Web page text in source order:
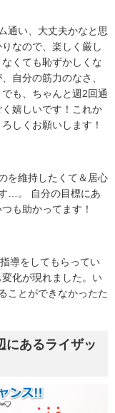
通い、大丈夫かなと思
なので、楽しく厳し
くても恥ずかしくな
自分の筋力のなさ、
も、ちゃんと週2回通
嬉しいです！これか
しくお願いします！
を維持したくて＆居心
…。 自分の目標にあ
も助かってます！
導をしてもらってい
化が現れました。い
ことができなかったた
にあるライザッ